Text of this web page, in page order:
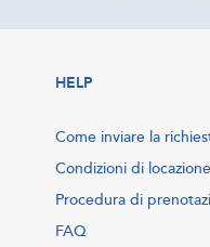
HELP
Come inviare la
Condizioni di
Procedura di
FAQ